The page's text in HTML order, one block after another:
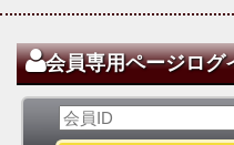
会員専用ページログ